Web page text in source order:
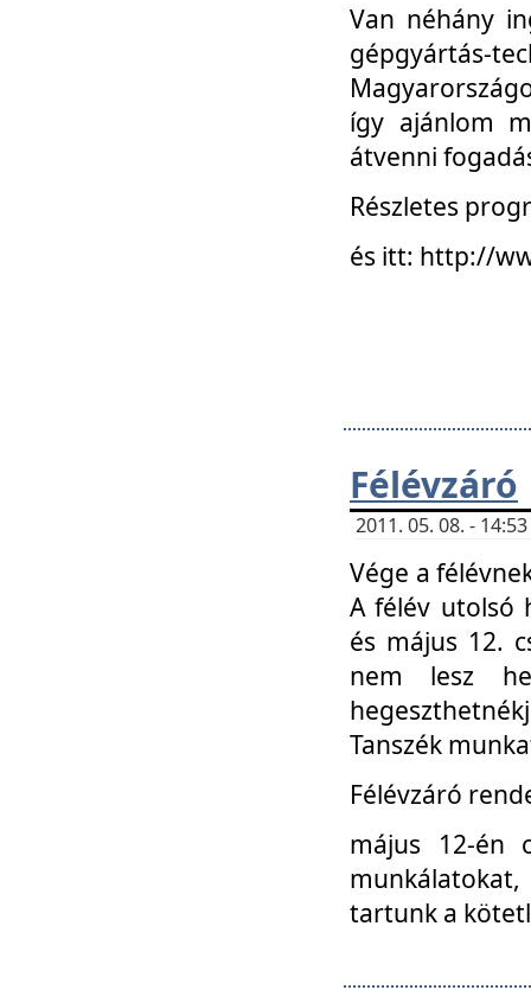
Van néhány
gépgyártás-
így ajánlom
átvenni
Részletes
és itt: http://
Félévzáró
2011. 05. 08. -
Vége a
A félév utolsó
és május 12.
nem lesz
Tanszék
Félévzáró
május 12-én
tartunk a